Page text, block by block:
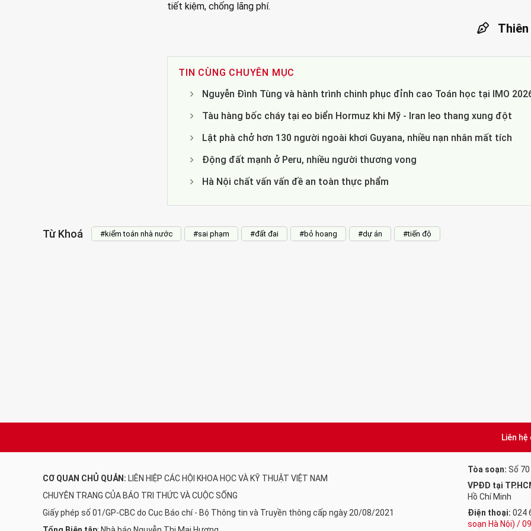
tiết kiệm, chống lãng phí.
Thiên
TIN CÙNG CHUYÊN MỤC
Nguyễn Đình Tùng và hành trình chinh phục đỉnh cao Toán học tại IMO
Tàu hàng bốc cháy tại eo biển Hormuz khi Mỹ - Iran leo thang xung đột
Lật phà chở hơn 130 người ngoài khơi Guyana, nhiều nạn nhân mất tích
Động đất mạnh ở Peru, nhiều người thương vong
Hà Nội chất vấn vấn đề an toàn thực phẩm
Từ Khoá #kiểm toán nhà nước #sai phạm #đất đai #bỏ hoang #dự án #tiến độ
Liên
CƠ QUAN CHỦ QUẢN: LIÊN HIỆP CÁC HỘI KHOA HỌC VÀ KỸ THUẬT VIỆT NAM
CHUYÊN TRANG CỦA BÁO TRI THỨC VÀ CUỘC SỐNG
Giấy phép số 01/GP-CBC do Cục Báo chí - Bộ Thông tin và Truyền thông cấp ngày 20/08/2021
Tòa soạn: Số
VPĐD tại
Hồ Chí Minh
Điện thoại: 024
soạn Hà Nội) /